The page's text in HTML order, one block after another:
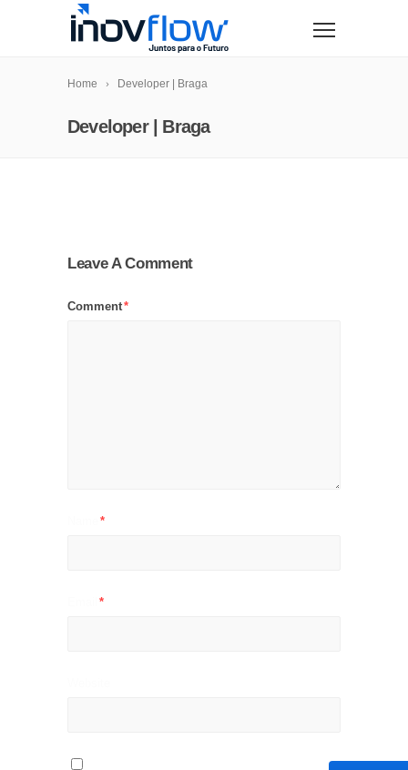
Home Developer | Braga
Developer | Braga
Leave A Comment
Comment*
*
*